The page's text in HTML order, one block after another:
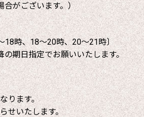
がございます。）
18時、18～20時、20～21時〕
期日指定でお願いいたします。
ります。
せいたします。